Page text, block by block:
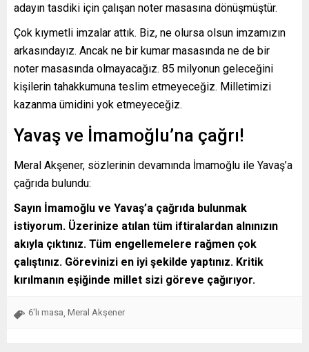
adayın tasdiki için çalışan noter masasına dönüşmüştür.
Çok kıymetli imzalar attık. Biz, ne olursa olsun imzamızın
arkasındayız. Ancak ne bir kumar masasında ne de bir
noter masasında olmayacağız. 85 milyonun geleceğini
kişilerin tahakkumuna teslim etmeyeceğiz. Milletimizi
kazanma ümidini yok etmeyeceğiz.
Yavaş ve İmamoğlu’na çağrı!
Meral Akşener, sözlerinin devamında İmamoğlu ile Yavaş’a
çağrıda bulundu:
Sayın İmamoğlu ve Yavaş’a çağrıda bulunmak
istiyorum. Üzerinize atılan tüm iftiralardan alnınızın
akıyla çıktınız. Tüm engellemelere rağmen çok
çalıştınız. Görevinizi en iyi şekilde yaptınız. Kritik
kırılmanın eşiğinde millet sizi göreve çağırıyor.
6'lı masa Meral Akşener